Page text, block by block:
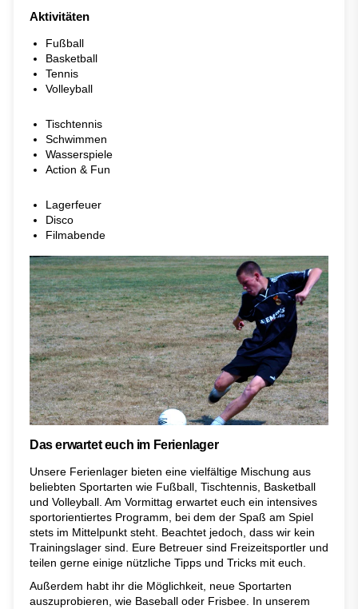
Aktivitäten
Fußball
Basketball
Tennis
Volleyball
Tischtennis
Schwimmen
Wasserspiele
Action & Fun
Lagerfeuer
Disco
Filmabende
Das erwartet euch im Ferienlager
Unsere Ferienlager bieten eine vielfältige Mischung aus
beliebten Sportarten wie Fußball, Tischtennis, Basketball
und Volleyball. Am Vormittag erwartet euch ein intensives
sportorientiertes Programm, bei dem der Spaß am Spiel
stets im Mittelpunkt steht. Beachtet jedoch, dass wir kein
Trainingslager sind. Eure Betreuer sind Freizeitsportler und
teilen gerne einige nützliche Tipps und Tricks mit euch.
Außerdem habt ihr die Möglichkeit, neue Sportarten
auszuprobieren, wie Baseball oder Frisbee. In unserem